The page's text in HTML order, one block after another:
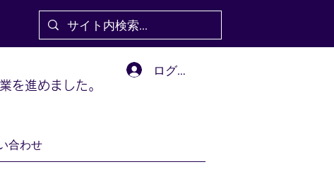
進めました。
ログイン
合わせ